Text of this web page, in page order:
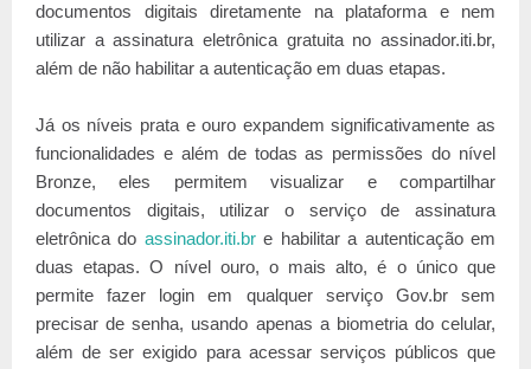
documentos digitais diretamente na plataforma e nem
utilizar a assinatura eletrônica gratuita no assinador.iti.br,
além de não habilitar a autenticação em duas etapas.
Já os níveis prata e ouro expandem significativamente as
funcionalidades e além de todas as permissões do nível
Bronze, eles permitem visualizar e compartilhar
documentos digitais, utilizar o serviço de assinatura
eletrônica do assinador.iti.bre habilitar a autenticação em
duas etapas. O nível ouro, o mais alto, é o único que
permite fazer login em qualquer serviço Gov.br sem
precisar de senha, usando apenas a biometria do celular,
além de ser exigido para acessar serviços públicos que